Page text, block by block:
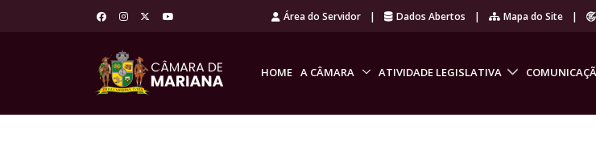
Área do Servidor | Dados Abertos | Mapa do Site |
HOME A CÂMARA ATIVIDADE LEGISLATIVA